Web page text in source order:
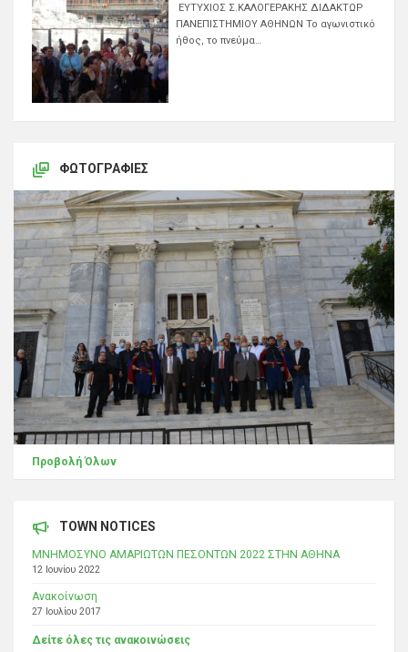
ΕΥΤΥΧΙΟΣ Σ.ΚΑΛΟΓΕΡΑΚΗΣ ΔΙΔΑΚΤΩΡ
ΠΑΝΕΠΙΣΤΗΜΙΟΥ ΑΘΗΝΩΝ Το αγωνιστικό
ήθος, το πνεύμα…
ΦΩΤΟΓΡΑΦΊΕΣ
Προβολή Όλων
TOWN NOTICES
ΜΝΗΜΟΣΥΝΟ ΑΜΑΡΙΩΤΩΝ ΠΕΣΟΝΤΩΝ 2022 ΣΤΗΝ ΑΘΗΝΑ
12 Ιουνίου 2022
Ανακοίνωση
27 Ιουλίου 2017
Δείτε όλες τις ανακοινώσεις